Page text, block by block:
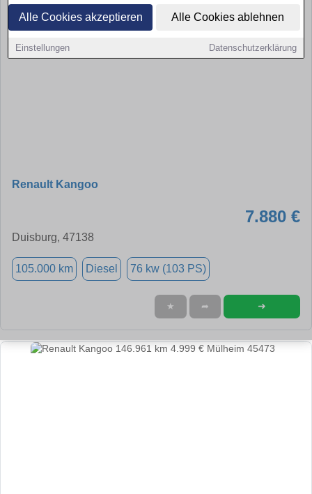
Alle Cookies akzeptieren Alle Cookies ablehnen
Einstellungen Datenschutzerklärung
Renault Kangoo
7.880 €
Duisburg, 47138
105.000 km Diesel 76 kw (103 PS)
★ ➦ ➜